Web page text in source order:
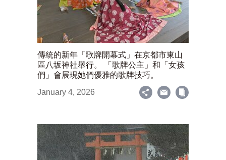
傳統的新年「歌牌開幕式」在京都市東山
區八坂神社舉行。 「歌牌公主」和「女孩
們」會展現她們優雅的歌牌技巧。
January 4, 2026